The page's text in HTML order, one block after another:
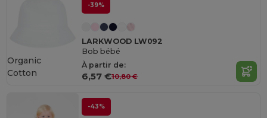
-39%
LARKWOOD LW092
Bob bébé
À partir de:
6,57 €10,80 €
Organic
Cotton
-43%